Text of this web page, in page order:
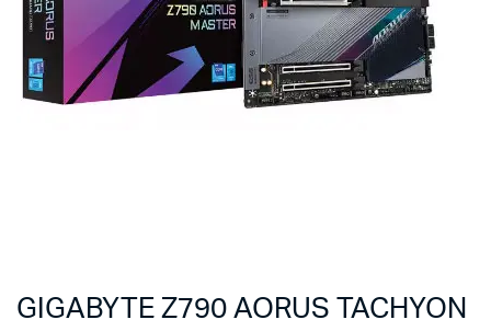
GIGABYTE Z790 AORUS TACHYON